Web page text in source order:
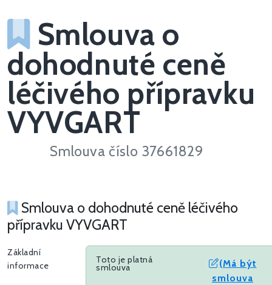
Smlouva o
dohodnuté ceně
léčivého přípravku
VYVGART
Smlouva číslo 37661829
Smlouva o dohodnuté ceně léčivého
přípravku VYVGART
Základní
informace
Toto je platná
smlouva
(Má být
smlouva